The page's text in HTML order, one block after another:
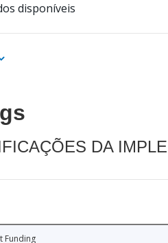
disponíveis
DA
Funding